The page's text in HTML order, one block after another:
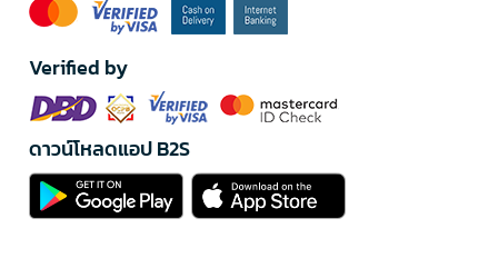
Verified by
ดาวน์โหลดแอป B2S